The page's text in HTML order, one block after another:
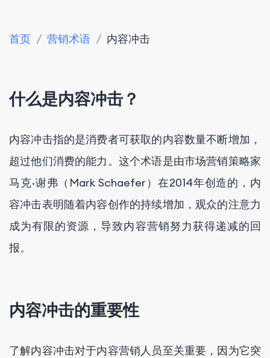
首页 / 营销术语 / 内容冲击
什么是内容冲击？
内容冲击指的是消费者可获取的内容数量不断增加，
超过他们消费的能力。这个术语是由市场营销策略家
马克·谢弗（Mark Schaefer）在2014年创造的，内
容冲击表明随着内容创作的持续增加，观众的注意力
成为有限的资源，导致内容营销努力获得递减的回
报。
内容冲击的重要性
了解内容冲击对于内容营销人员至关重要，因为它突